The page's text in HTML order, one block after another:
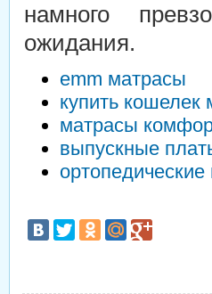
намного
ожидания.
emm матрасы
купить кошелек
матрасы
выпускные